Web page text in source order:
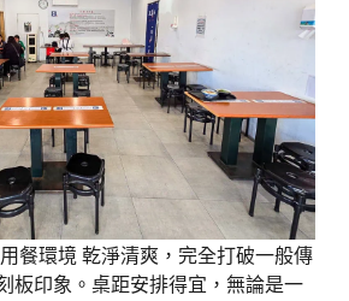
餐環境 乾淨清爽，完全打破一般傳
板印象。桌距安排得宜，無論是一